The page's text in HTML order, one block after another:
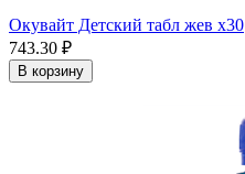
Окувайт Детский табл жев x30
743.30 ₽
В корзину